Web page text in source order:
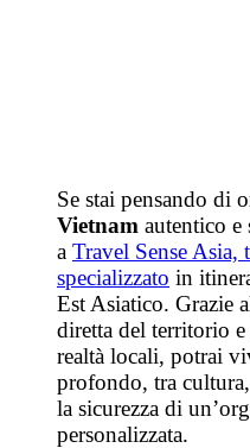
Se stai pensando di
Vietnam autentico
a Travel Sense Asia,
specializzato in
Est Asiatico. Grazie
diretta del territorio
realtà locali, potrai
profondo, tra
la sicurezza di
personalizzata.